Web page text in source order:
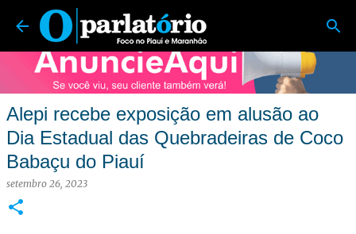
Pular para o conteúdo principal
O Parlatório | Foco no Piauí e Maranhão
Alepi recebe exposição em alusão ao
Dia Estadual das Quebradeiras de Coco
Babaçu do Piauí
setembro 26, 2023